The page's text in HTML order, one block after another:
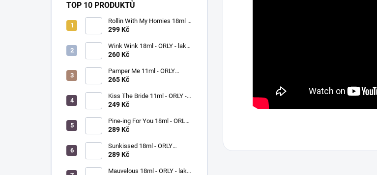
TOP 10 PRODUKTŮ
Rollin With My Homies 18ml -
ORLY - lak na nehty
299 Kč
Wink Wink 18ml - ORLY - lak
na nehty
260 Kč
Pamper Me 11ml - ORLY
BREATHABLE - ošetřující lak
265 Kč
Kiss The Bride 11ml - ORLY -
lak na nehty
249 Kč
Pine-ing For You 18ml - ORLY
BREATHABLE - ošetřující
289 Kč
Sunkissed 18ml - ORLY
BREATHABLE - ošetřující
289 Kč
Mauvelous 18ml - ORLY - lak